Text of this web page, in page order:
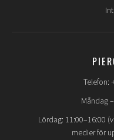
Telefon:
Måndag
Lördag: 11:00–16:00
medier för